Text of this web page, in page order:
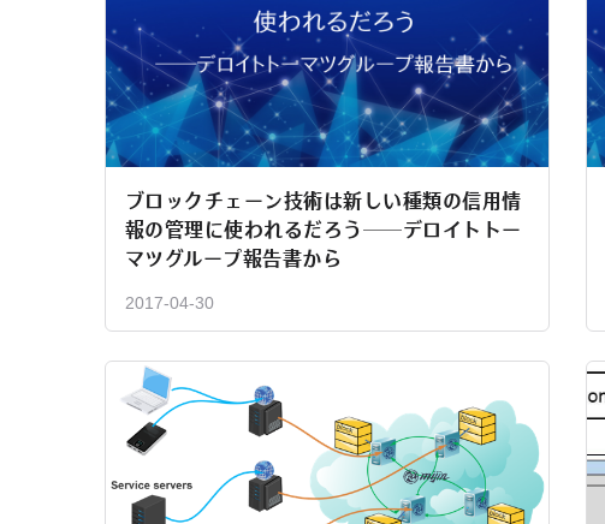
ブロックチェーン技術は新しい種類の信用情
報の管理に使われるだろう──デロイトトー
マツグループ報告書から
2017-04-30